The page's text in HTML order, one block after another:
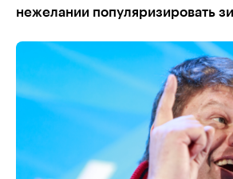
нежелании популяризировать